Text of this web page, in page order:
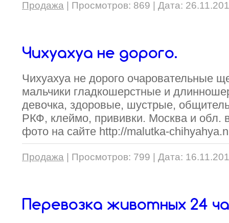
Продажа Просмотров: 869 Дата:
Чихуахуа не дорого.
Чихуахуа не дорого очаровательные
мальчики гладкошерстные и
девочка, здоровые, шустрые,
РКФ, клеймо, прививки. Москва и обл.
фото на сайте http://malutka-
Продажа Просмотров: 799 Дата:
Перевозка животных 24